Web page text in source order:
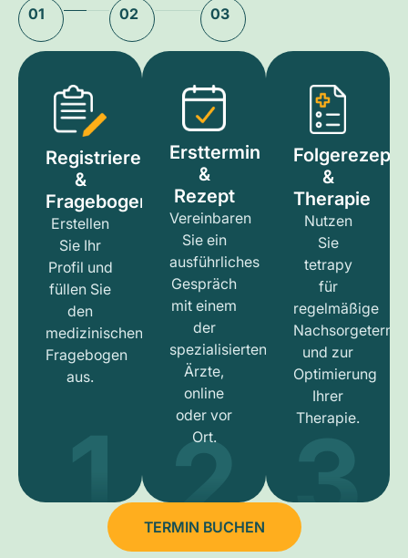
01 02 03
Registrieren
&
Fragebogen
Erstellen
Sie Ihr
Profil und
füllen Sie
den
medizinischen
Fragebogen
aus.
1
Ersttermin
&
Rezept
Vereinbaren
Sie ein
ausführliches
Gespräch
mit einem
der
spezialisierten
Ärzte,
online
oder vor
Ort.
2
Folgerezept
&
Therapie
Nutzen
Sie
tetrapy
für
regelmäßige
und zur
Optimierung
Ihrer
Therapie.
3
TERMIN BUCHEN